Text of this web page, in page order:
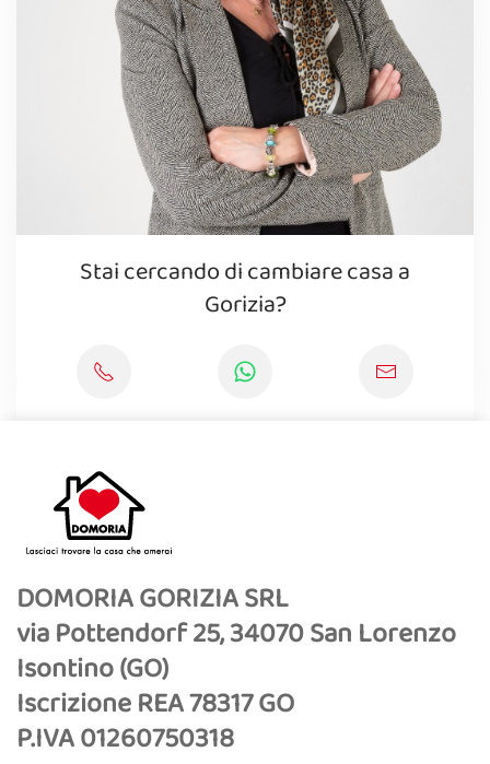
Stai cercando di cambiare casa a
Gorizia?
DOMORIA GORIZIA SRL
via Pottendorf 25, 34070 San Lorenzo
Isontino (GO)
Iscrizione REA 78317 GO
P.IVA 01260750318